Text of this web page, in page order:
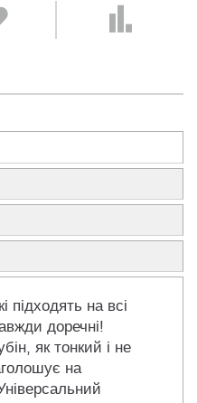
підходять на всі
доречні!
як тонкий і не
на